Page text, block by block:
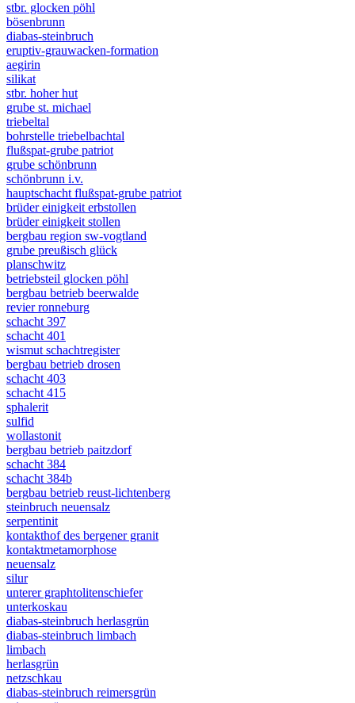
stbr. glocken pöhl
bösenbrunn
diabas-steinbruch
eruptiv-grauwacken-formation
aegirin
silikat
stbr. hoher hut
grube st. michael
triebeltal
bohrstelle triebelbachtal
flußspat-grube patriot
grube schönbrunn
schönbrunn i.v.
hauptschacht flußspat-grube patriot
brüder einigkeit erbstollen
brüder einigkeit stollen
bergbau region sw-vogtland
grube preußisch glück
planschwitz
betriebsteil glocken pöhl
bergbau betrieb beerwalde
revier ronneburg
schacht 397
schacht 401
wismut schachtregister
bergbau betrieb drosen
schacht 403
schacht 415
sphalerit
sulfid
wollastonit
bergbau betrieb paitzdorf
schacht 384
schacht 384b
bergbau betrieb reust-lichtenberg
steinbruch neuensalz
serpentinit
kontakthof des bergener granit
kontaktmetamorphose
neuensalz
silur
unterer graphtolitenschiefer
unterkoskau
diabas-steinbruch herlasgrün
diabas-steinbruch limbach
limbach
herlasgrün
netzschkau
diabas-steinbruch reimersgrün